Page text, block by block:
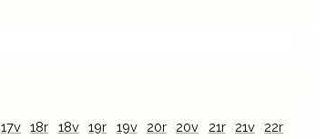
17v 18r 18v 19r 19v 20r 20v 21r 21v 22r